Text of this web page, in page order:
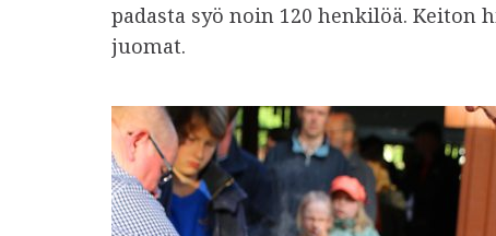
padasta syö noin 120 henkilöä. Keiton
juomat.